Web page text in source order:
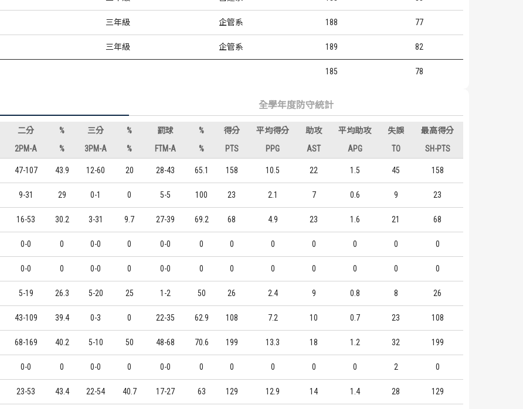
三年級 企管系 188 77
三年級 企管系 189 82
185 78
全學年度防守統計
二分 % 三分 % 罰球 % 得分 平均得分 助攻 平均助攻 失誤 最高得分
2PM-A % 3PM-A % FTM-A % PTS PPG AST APG TO SH-PTS
47-107 43.9 12-60 20 28-43 65.1 158 10.5 22 1.5 45 158
9-31 29 0-1 0 5-5 100 23 2.1 7 0.6 9 23
16-53 30.2 3-31 9.7 27-39 69.2 68 4.9 23 1.6 21 68
0-0 0 0-0 0 0-0 0 0 0 0 0 0 0
0-0 0 0-0 0 0-0 0 0 0 0 0 0 0
5-19 26.3 5-20 25 1-2 50 26 2.4 9 0.8 8 26
43-109 39.4 0-3 0 22-35 62.9 108 7.2 10 0.7 23 108
68-169 40.2 5-10 50 48-68 70.6 199 13.3 18 1.2 32 199
0-0 0 0-0 0 0-0 0 0 0 0 0 2 0
23-53 43.4 22-54 40.7 17-27 63 129 12.9 14 1.4 28 129